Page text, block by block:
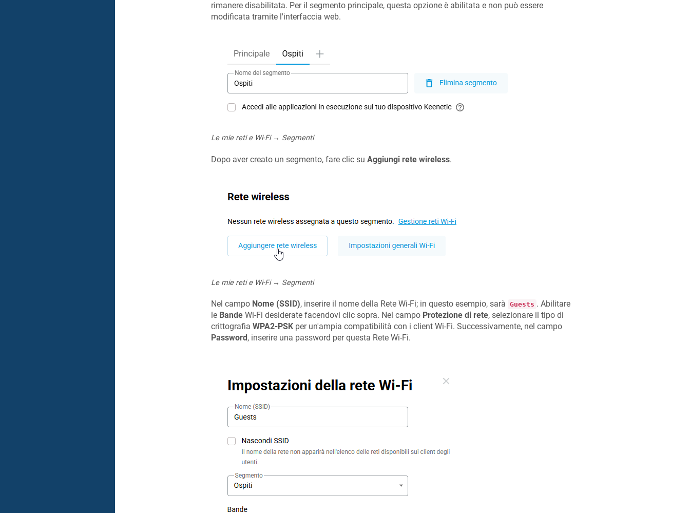
rimanere disabilitata. Per il segmento principale, questa opzione è abilitata e non può essere
modificata tramite l'interfaccia web.
Le mie reti e Wi-Fi → Segmenti
Dopo aver creato un segmento, fare clic su Aggiungi rete wireless.
Le mie reti e Wi-Fi → Segmenti
Nel campo Nome (SSID), inserire il nome della Rete Wi-Fi; in questo esempio, sarà Guests . Abilitare
le BandeWi-Fi desiderate facendovi clic sopra. Nel campo Protezione di rete, selezionare il tipo di
crittografia WPA2-PSKper un'ampia compatibilità con i client Wi-Fi. Successivamente, nel campo
Password , inserire una password per questa Rete Wi-Fi.